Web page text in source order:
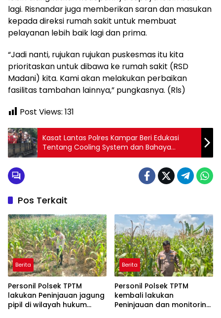
lagi. Risnandar juga memberikan saran dan masukan
kepada direksi rumah sakit untuk membuat
pelayanan lebih baik lagi dan prima.
“Jadi nanti, rujukan rujukan puskesmas itu kita
prioritaskan untuk dibawa ke rumah sakit (RSD
Madani) kita. Kami akan melakukan perbaikan
fasilitas tambahan lainnya,” pungkasnya. (Rls)
Post Views: 131
Kasat Lantas Polres Kampar Beri Edukasi
Tentang Cooling System dan Bahaya
Melanggar Lalu Lintas
Pos Terkait
Berita
Personil Polsek TPTM
lakukan Peninjauan jagung
pipil di wilayah hukum
Berita
Personil Polsek TPTM
kembali lakukan
Peninjauan dan monitoring